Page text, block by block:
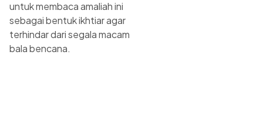
untuk membaca amaliah ini
sebagai bentuk ikhtiar agar
terhindar dari segala macam
bala bencana.